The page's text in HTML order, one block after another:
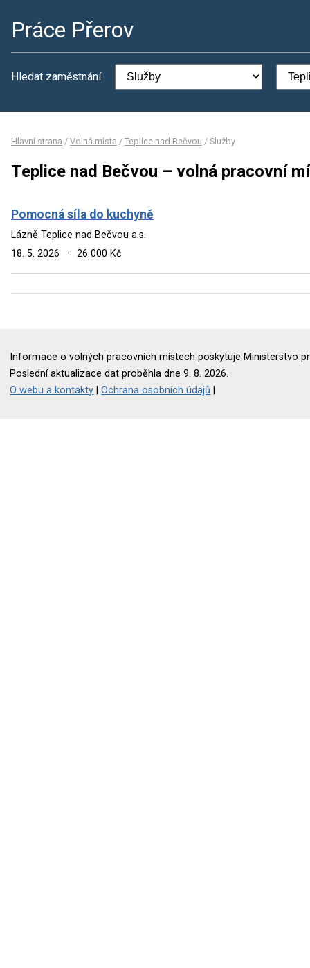
Práce Přerov
Hledat zaměstnání
Hlavní strana / Volná místa / Teplice nad Bečvou / Služby
Teplice nad Bečvou – volná pracovní
Pomocná síla do kuchyně
Lázně Teplice nad Bečvou a.s.
18. 5. 2026
· 26 000 Kč
Informace o volných pracovních místech poskytuje Ministerstvo
Poslední aktualizace dat proběhla dne 9. 8. 2026.
O webu a kontakty |Ochrana osobních údajů